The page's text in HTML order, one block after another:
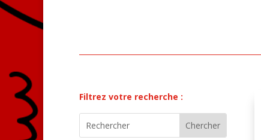
Filtrez votre recherche :